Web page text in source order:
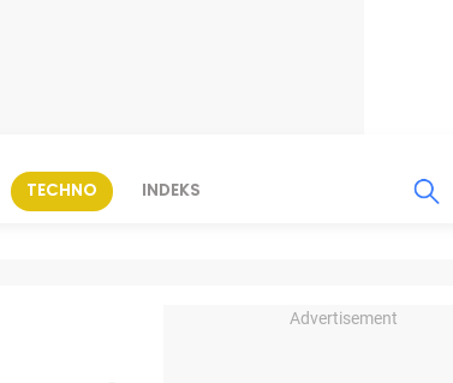
TECHNO INDEKS
Advertisement